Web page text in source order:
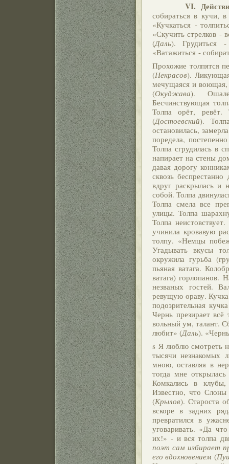
VI. Действие.
собираться в кучи,
«Кучкаться -
«Скучить стрелков -
(Даль). Грудиться -
«Ватажиться -
Прохожие толпятся
(Некрасов).
мечущаяся и воющая,
(Окуджава).
Бесчинствующая
Толпа орёт, ревёт.
(Достоевский).
остановилась,
поредела,
Толпа сгрудилась в
напирает на стены
давая дорогу
сквозь
вдруг раскрылась и
собой. Толпа
Толпа смела все
улицы. Толпа
Толпа
учинила кровавую
толпу. «Немцы
Угадывать вкусы
окружила гурьба
пьяная ватага.
ватага) горлопанов.
незваных гостей.
ревущую ораву. Кучка
подозрительная
Чернь презирает
вольный ум, талант.
любит» (Даль).
s Я люблю смотреть
тысячи незнакомых
мною, оставляя в
тогда мне
Комкались в клубы,
Известно, что
(Крылов). Староста
вскоре в задних
превратился в
уговаривать. «Да
их!» - и вся толпа
поэт сам избирает
его вдохновением (